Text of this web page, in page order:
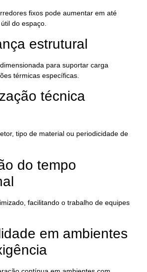
fixos pode aumentar em até
do espaço.
estrutural
para suportar carga
térmicas específicas.
técnica
tipo de material ou periodicidade de
do tempo
facilitando o trabalho de equipes
em ambientes